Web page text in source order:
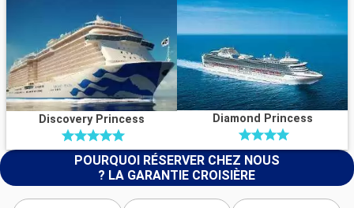
Discovery Princess Diamond Princess
POURQUOI RÉSERVER CHEZ NOUS
? LA GARANTIE CROISIÈRE